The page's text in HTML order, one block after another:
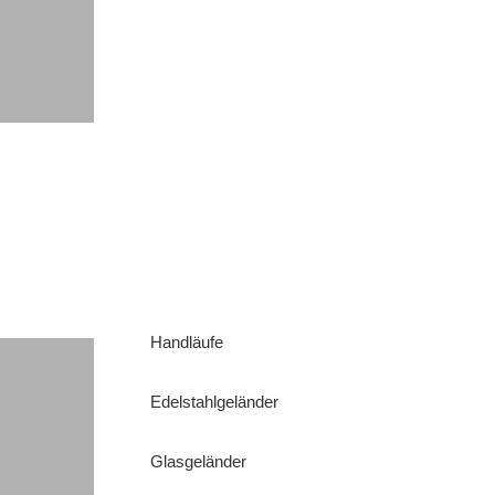
Handläufe
Edelstahlgeländer
Glasgeländer